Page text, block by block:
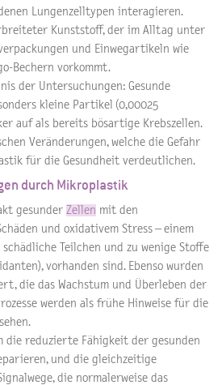
Lungenzelltypen interagieren.
Kunststoff, der im Alltag unter
und Einwegartikeln wie
Bechern vorkommt.
der Untersuchungen: Gesunde
kleine Partikel (0,00025
auf als bereits bösartige Krebszellen.
Veränderungen, welche die Gefahr
für die Gesundheit verdeutlichen.
durch Mikroplastik
gesunder Zellen mit den
und oxidativem Stress – einem
Teilchen und zu wenige Stoffe
vorhanden sind. Ebenso wurden
die das Wachstum und Überleben der
werden als frühe Hinweise für die
die reduzierte Fähigkeit der gesunden
und die gleichzeitige
die normalerweise das